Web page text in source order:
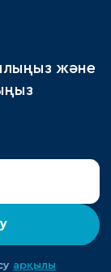
және
арқылы